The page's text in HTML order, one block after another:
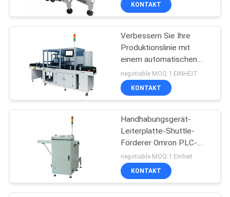
TRETEN
VERBINDUNG
FORDERN
SIE EIN
R-L-Flussrichtung
KONTAKT
Verbessern Sie Ihre
Produktionslinie mit
einem automatischen
PCB-Ladegerät
negotiable MOQ:1 EINHEIT
KONTAKT
Handhabungsgerät-
Leiterplatte-Shuttle-
Förderer Omron PLC-
PWBs
negotiable MOQ:1 Einheit
KONTAKT